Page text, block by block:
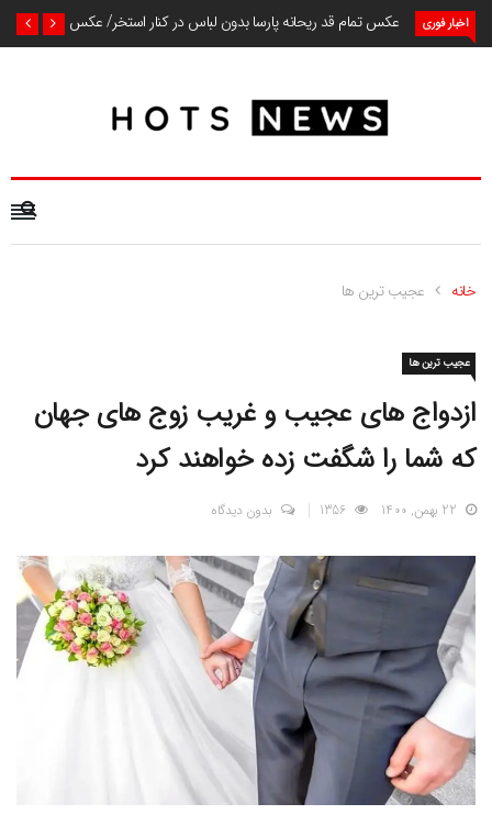
اخبار فوری عکس تمام قد ریحانه پارسا بدون لباس در کنار استخر/ عکس
خانه عجیب ترین ها
عجیب ترین ها
ازدواج های عجیب و غریب زوج های جهان
که شما را شگفت زده خواهند کرد
22 بهمن, 1400 بدون دیدگاه